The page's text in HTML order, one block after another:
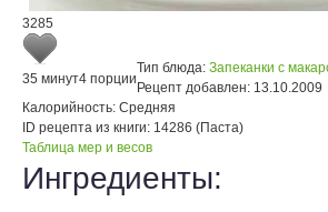
3285
35 минут4 порции
Тип блюда: Запеканки с
Рецепт добавлен: 13.10.2009
Калорийность: Средняя
ID рецепта из книги: 14286 (Паста)
Таблица мер и весов
Ингредиенты: